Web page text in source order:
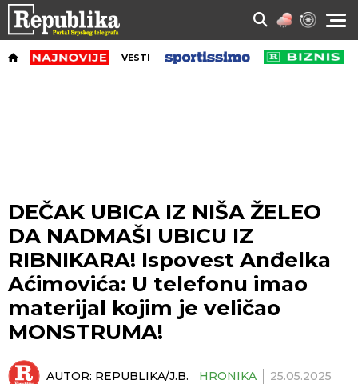
VESTI
DEČAK UBICA IZ NIŠA ŽELEO
DA NADMAŠI UBICU IZ
RIBNIKARA! Ispovest Anđelka
Aćimovića: U telefonu imao
materijal kojim je veličao
MONSTRUMA!
AUTOR: REPUBLIKA/J.B. HRONIKA 25.05.2025